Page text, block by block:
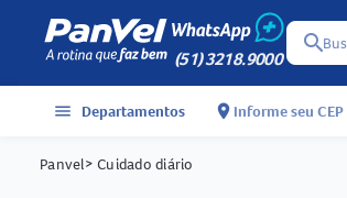
(51) 3218.9000
search
menu Departamentos location_on Informe seu CEP
Panvel> Cuidado diário